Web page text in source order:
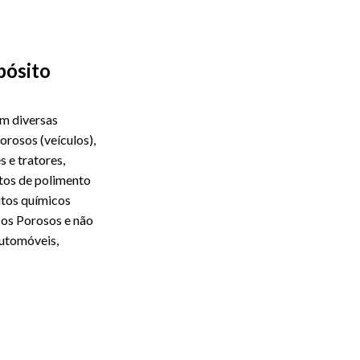
diversas
(veículos),
e tratores,
de polimento
químicos
Porosos e não